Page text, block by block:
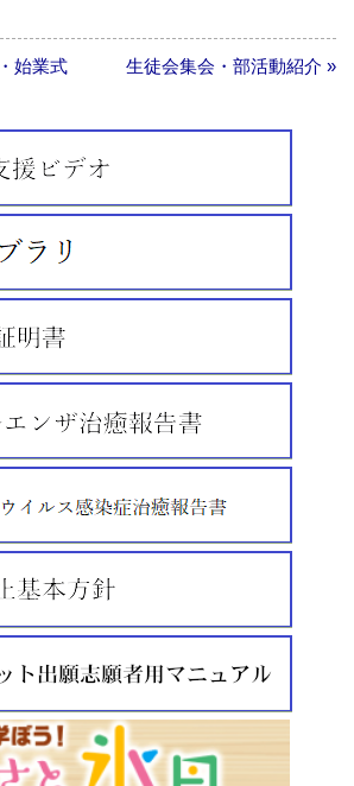
始業式 生徒会集会・部活動紹介 »